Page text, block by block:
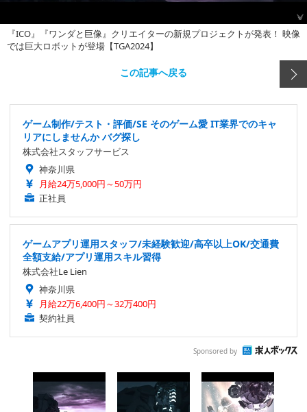
『ICO』『ワンダと巨像』クリエイターの新規プロジェクトが発表！ 映像
では巨大ロボットが登場【TGA2024】
この記事へ戻る
ゲーム制作/テスト・評価/SE そのゲーム愛 IT業界でのキャ
リアにしませんか バグ探し
株式会社スタッフサービス
神奈川県
月給24万5,000円～50万円
正社員
ゲームアプリ運用スタッフ/未経験歓迎/高卒以上OK/交通費
全額支給/アプリ運用スキル習得
株式会社Le Lien
神奈川県
月給22万6,400円～32万400円
契約社員
Sponsored by